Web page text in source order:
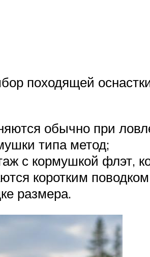
походящей
обычно при
типа метод;
с кормушкой флэт,
коротким
размера.